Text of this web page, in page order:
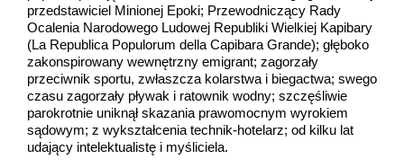
przedstawiciel Minionej Epoki; Przewodniczący Rady
Ocalenia Narodowego Ludowej Republiki Wielkiej Kapibary
(La Republica Populorum della Capibara Grande); głęboko
zakonspirowany wewnętrzny emigrant; zagorzały
przeciwnik sportu, zwłaszcza kolarstwa i biegactwa; swego
czasu zagorzały pływak i ratownik wodny; szczęśliwie
parokrotnie uniknął skazania prawomocnym wyrokiem
sądowym; z wykształcenia technik-hotelarz; od kilku lat
udający intelektualistę i myśliciela.